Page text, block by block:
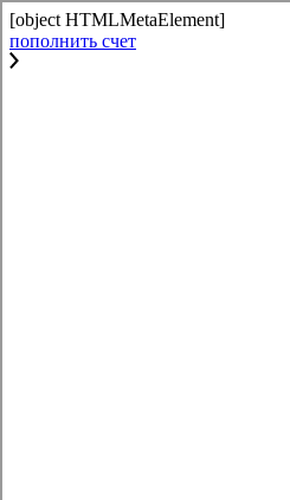
[object HTMLMetaElement]
пополнить счет